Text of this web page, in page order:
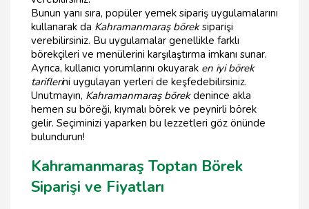
Bunun yanı sıra, popüler yemek sipariş uygulamalarını
kullanarak da Kahramanmaraş böreksiparişi
verebilirsiniz. Bu uygulamalar genellikle farklı
börekçileri ve menülerini karşılaştırma imkanı sunar.
Ayrıca, kullanıcı yorumlarını okuyarak en iyi börek
tariflerini uygulayan yerleri de keşfedebilirsiniz.
Unutmayın, Kahramanmaraş börekdenince akla
hemen su böreği, kıymalı börek ve peynirli börek
gelir. Seçiminizi yaparken bu lezzetleri göz önünde
bulundurun!
Kahramanmaraş Toptan Börek
Siparişi ve Fiyatları